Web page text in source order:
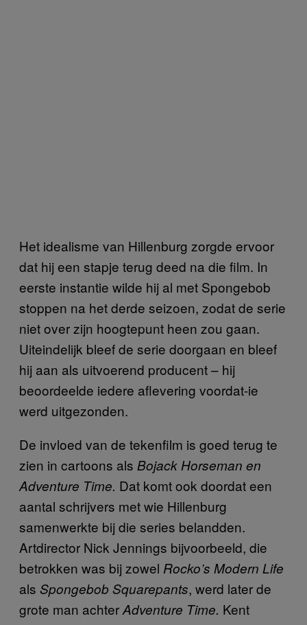
Het idealisme van Hillenburg zorgde ervoor
dat hij een stapje terug deed na die film. In
eerste instantie wilde hij al met Spongebob
stoppen na het derde seizoen, zodat de serie
niet over zijn hoogtepunt heen zou gaan.
Uiteindelijk bleef de serie doorgaan en bleef
hij aan als uitvoerend producent – hij
beoordeelde iedere aflevering voordat-ie
werd uitgezonden.
De invloed van de tekenfilm is goed terug te
zien in cartoons als Bojack Horseman en
Adventure Time. Dat komt ook doordat een
aantal schrijvers met wie Hillenburg
samenwerkte bij die series belandden.
Artdirector Nick Jennings bijvoorbeeld, die
betrokken was bij zowel Rocko’s Modern Life
als Spongebob Squarepants, werd later de
grote man achterAdventure Time. Kent